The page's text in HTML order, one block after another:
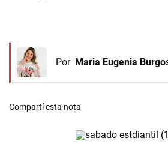
Por Maria Eugenia
Compartí esta nota